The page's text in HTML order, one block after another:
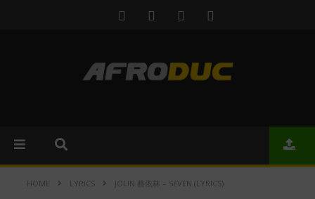
HOME LYRICS JOLIN 蔡依林 – SEVEN (LYRICS)